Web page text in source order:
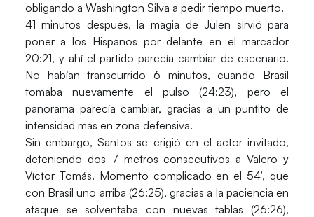
obligando a Washington Silva a pedir tiempo muerto.
41 minutos después, la magia de Julen sirvió para
poner a los Hispanos por delante en el marcador
20:21, y ahí el partido parecía cambiar de escenario.
No habían transcurrido 6 minutos, cuando Brasil
tomaba nuevamente el pulso (24:23), pero el
panorama parecía cambiar, gracias a un puntito de
intensidad más en zona defensiva.
Sin embargo, Santos se erigió en el actor invitado,
deteniendo dos 7 metros consecutivos a Valero y
Víctor Tomás. Momento complicado en el 54’, que
con Brasil uno arriba (26:25), gracias a la paciencia en
ataque se solventaba con nuevas tablas (26:26),